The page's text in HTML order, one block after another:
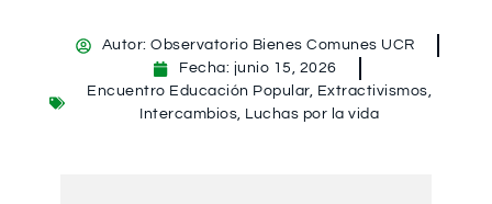
Autor: Observatorio Bienes Comunes UCR
Fecha: junio 15, 2026
Encuentro Educación Popular, Extractivismos,
Intercambios, Luchas por la vida